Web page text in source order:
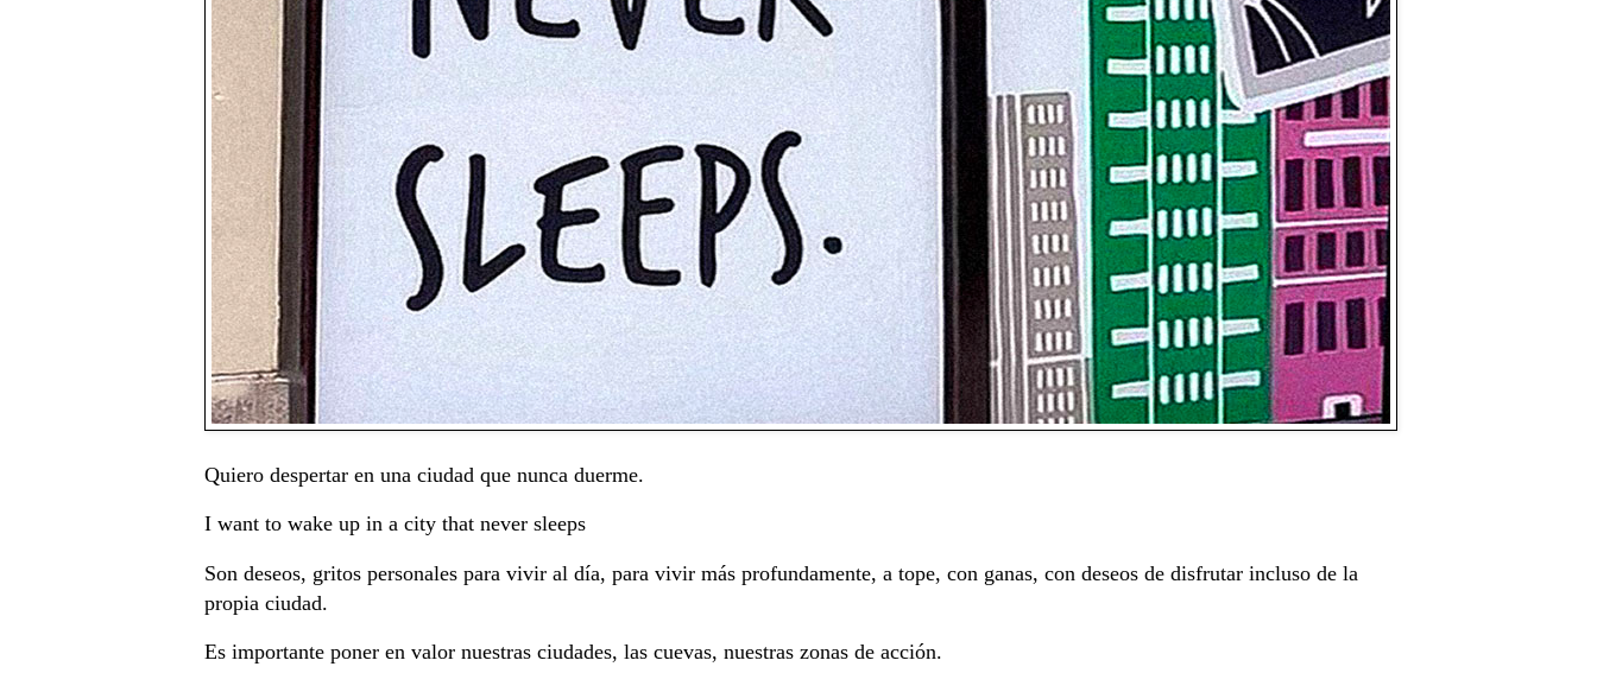
Quiero despertar en una ciudad que nunca duerme.
I want to wake up in a city that never sleeps
Son deseos, gritos personales para vivir al día, para vivir más profundamente, a tope, con ganas, con deseos de disfrutar incluso de la
propia ciudad.
Es importante poner en valor nuestras ciudades, las cuevas, nuestras zonas de acción.